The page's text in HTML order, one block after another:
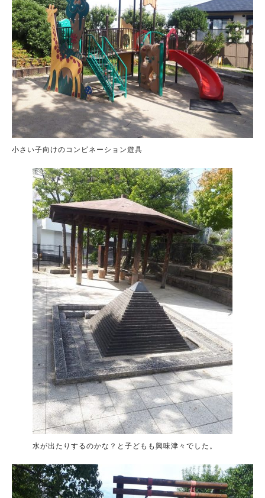
小さい子向けのコンビネーション遊具
水が出たりするのかな？と子どもも興味津々でした。